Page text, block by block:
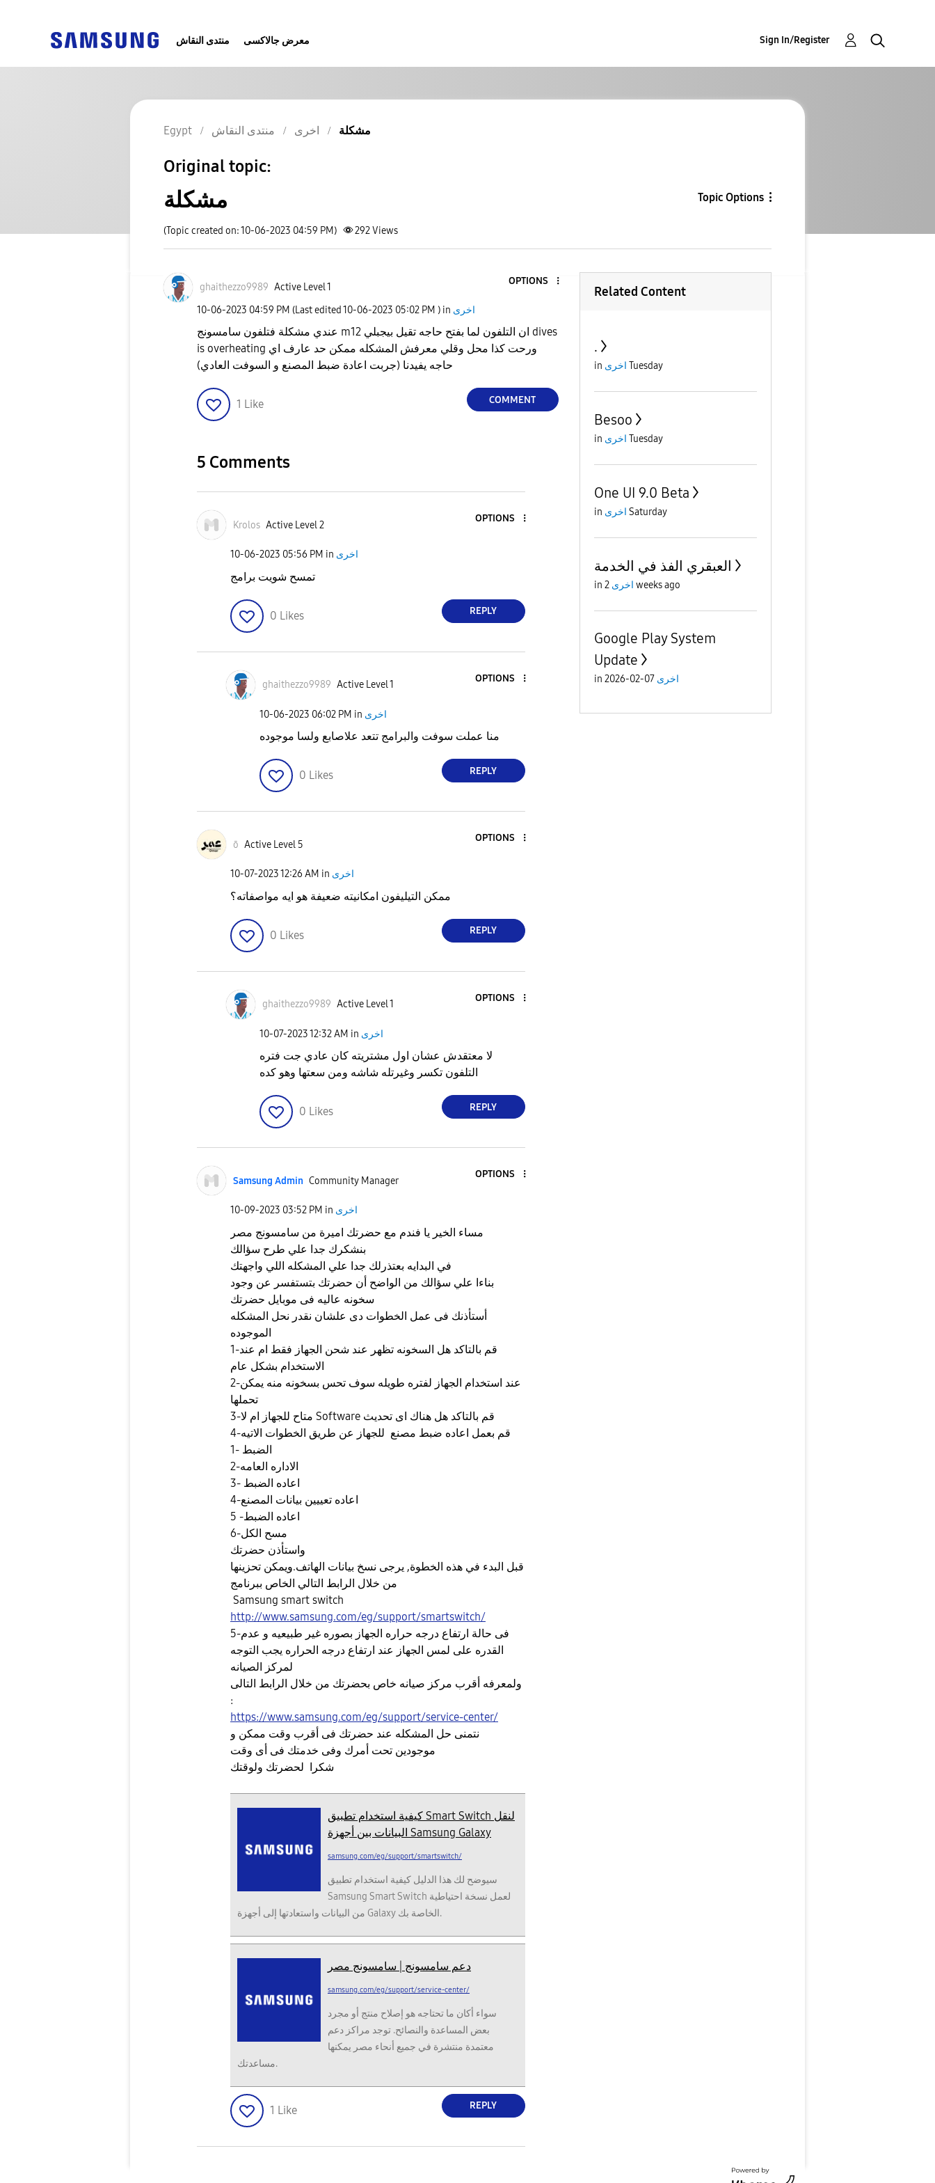
منتدى النقاش معرض جالاكسى Sign In/Register
Egypt منتدى النقاش اخرى مشكلة
Original topic:
مشكلة Topic Options
(Topic created on: 10-06-2023 04:59 PM) 292Views
ghaithezzo9989 Active Level 1
OPTIONS
‎10-06-2023 04:59 PM (Last edited ‎10-06-2023 05:02 PM ) in اخرى
عندي مشكلة فتلفون سامسونج m12 ان التلفون لما بفتح حاجه تقيل بيجبلي dives
is overheating ورحت كذا محل وقلي معرفش المشكله ممكن حد عارف اي
حاجه يفيدنا (جربت اعادة ضبط المصنع و السوفت العادي)
1 Like COMMENT
5 Comments
Krolos Active Level 2
OPTIONS
‎10-06-2023 05:56 PM in اخرى
تمسح شويت برامج
0 Likes REPLY
ghaithezzo9989 Active Level 1
OPTIONS
‎10-06-2023 06:02 PM in اخرى
منا عملت سوفت والبرامج تتعد علاصابع ولسا موجوده
0 Likes REPLY
ō Active Level 5
OPTIONS
‎10-07-202312:26 AM in اخرى
ممكن التيليفون امكانيته ضعيفة هو ايه مواصفاته؟
0 Likes REPLY
ghaithezzo9989 Active Level 1
OPTIONS
‎10-07-202312:32 AM in اخرى
لا معتقدش عشان اول مشتريته كان عادي جت فتره
التلفون تكسر وغيرتله شاشه ومن سعتها وهو كده
0 Likes REPLY
Samsung Admin Community Manager
OPTIONS
‎10-09-2023 03:52 PM in اخرى
مساء الخير يا فندم مع حضرتك اميرة من سامسونج مصر
بنشكرك جدا علي طرح سؤالك
في البدايه بعتذرلك جدا علي المشكله اللي واجهتك
بناءا علي سؤالك من الواضح أن حضرتك بتستفسر عن وجود
أستأذنك فى عمل الخطوات دى علشان نقدر نحل المشكله
1-قم بالتاكد هل السخونه تظهر عند شحن الجهاز فقط ام عند
الاستخدام بشكل عام
2-عند استخدام الجهاز لفتره طويله سوف تحس بسخونه منه يمكن
تحملها
3-متاح للجهاز ام لا Software قم بالتاكد هل هناك اى تحديث
4-قم بعمل اعاده ضبط مصنع للجهاز عن طريق الخطوات الاتيه
قبل البدء في هذه الخطوة, يرجى نسخ بيانات الهاتف.ويمكن تحزينها
من خلال الرابط التالي الخاص ببرنامج
Samsung smart switch
http://www.samsung.com/eg/support/smartswitch/
5-فى حالة ارتفاع درجه حراره الجهاز بصوره غير طبيعيه و عدم
القدره على لمس الجهاز عند ارتفاع درجه الحراره يجب التوجه
لمركز الصيانه
ولمعرفه أقرب مركز صيانه خاص بحضرتك من خلال الرابط التالى
:
https://www.samsung.com/eg/support/service-center/
نتمنى حل المشكله عند حضرتك فى أقرب وقت ممكن و
شكرا لحضرتك ولوقتك
كيفية استخدام تطبيق Smart Switch لنقل
البيانات بين أجهزة Samsung Galaxy
samsung.com/eg/support/smartswitch/
سيوضح لك هذا الدليل كيفية استخدام تطبيق
Samsung Smart Switch لعمل نسخة احتياطية
من البيانات واستعادتها إلى أجهزة Galaxy الخاصة بك.
دعم سامسونج | سامسونج مصر
samsung.com/eg/support/service-center/
سواء أكان ما تحتاجه هو إصلاح منتج أو مجرد
بعض المساعدة والنصائح. توجد مراكز دعم
معتمدة منتشرة في جميع أنحاء مصر يمكنها
مساعدتك.
1 Like REPLY
Related Content
.
in اخرى Tuesday
Besoo
in اخرى Tuesday
One UI 9.0 Beta
in اخرى Saturday
العبقري الفذ في الخدمة
in اخرى 2 weeks ago
Google Play System
Update
in اخرى 07-02-2026